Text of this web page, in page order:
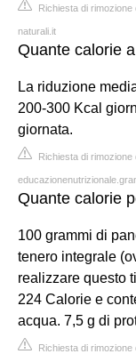
Richiesta di rimozione
naturali.it
Quante calorie
La riduzione
200-300 Kcal
giornata.
Richiesta di rimozione
Quante calorie
100 grammi di
tenero integrale
realizzare questo
224 Calorie e
acqua. 7,5 g di
Richiesta di rimozione